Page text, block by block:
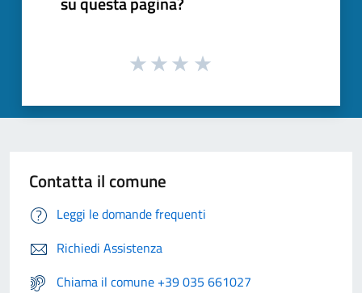
Contatta il comune
Leggi le domande frequenti
Richiedi Assistenza
Chiama il comune +39 035 661027